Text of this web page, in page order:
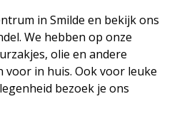
in Smilde en bekijk ons
We hebben op onze
olie en andere
in huis. Ook voor leuke
bezoek je ons